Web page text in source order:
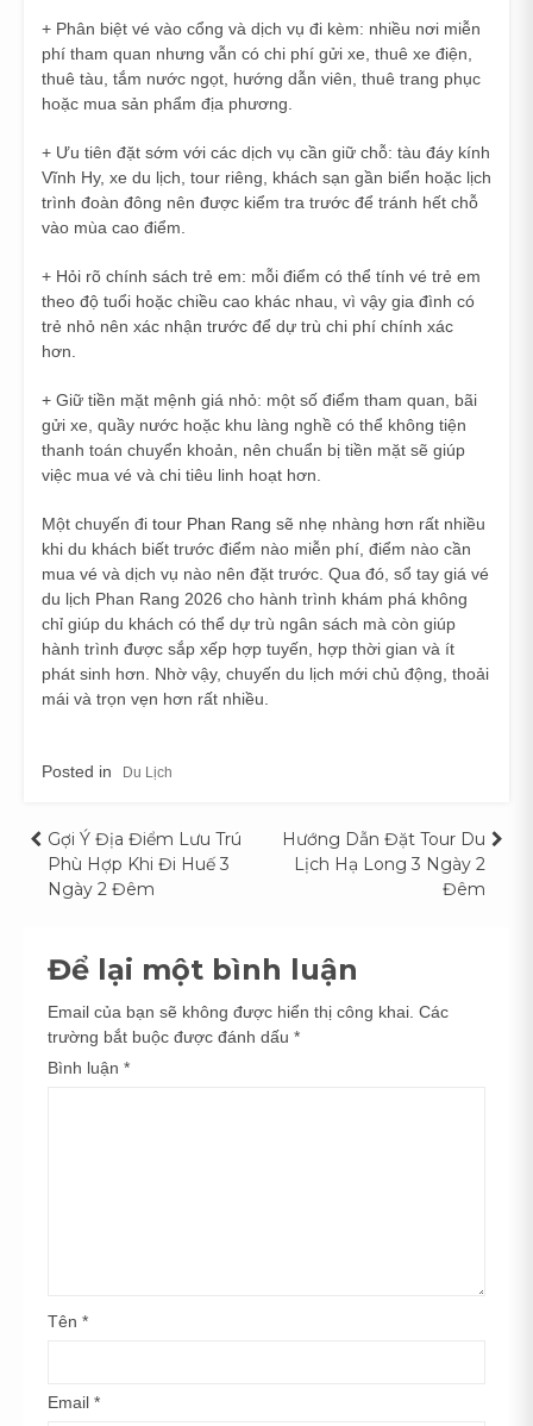
+ Phân biệt vé vào cổng và dịch vụ đi kèm: nhiều nơi miễn
phí tham quan nhưng vẫn có chi phí gửi xe, thuê xe điện,
thuê tàu, tắm nước ngọt, hướng dẫn viên, thuê trang phục
hoặc mua sản phẩm địa phương.
+ Ưu tiên đặt sớm với các dịch vụ cần giữ chỗ: tàu đáy kính
Vĩnh Hy, xe du lịch, tour riêng, khách sạn gần biển hoặc lịch
trình đoàn đông nên được kiểm tra trước để tránh hết chỗ
vào mùa cao điểm.
+ Hỏi rõ chính sách trẻ em: mỗi điểm có thể tính vé trẻ em
theo độ tuổi hoặc chiều cao khác nhau, vì vậy gia đình có
trẻ nhỏ nên xác nhận trước để dự trù chi phí chính xác
hơn.
+ Giữ tiền mặt mệnh giá nhỏ: một số điểm tham quan, bãi
gửi xe, quầy nước hoặc khu làng nghề có thể không tiện
thanh toán chuyển khoản, nên chuẩn bị tiền mặt sẽ giúp
việc mua vé và chi tiêu linh hoạt hơn.
Một chuyến đi tour Phan Rang sẽ nhẹ nhàng hơn rất nhiều
khi du khách biết trước điểm nào miễn phí, điểm nào cần
mua vé và dịch vụ nào nên đặt trước. Qua đó, sổ tay giá vé
du lịch Phan Rang 2026 cho hành trình khám phá không
chỉ giúp du khách có thể dự trù ngân sách mà còn giúp
hành trình được sắp xếp hợp tuyến, hợp thời gian và ít
phát sinh hơn. Nhờ vậy, chuyến du lịch mới chủ động, thoải
mái và trọn vẹn hơn rất nhiều.
Posted in Du Lịch
Điều
hướng
viết
Gợi Ý Địa Điểm Lưu Trú
Phù Hợp Khi Đi Huế 3
Ngày 2 Đêm
Hướng Dẫn Đặt Tour Du
Lịch Hạ Long 3 Ngày 2
Đêm
Để lại một bình luận
Email của bạn sẽ không được hiển thị công khai. Các
trường bắt buộc được đánh dấu *
Bình luận *
Tên *
Email *